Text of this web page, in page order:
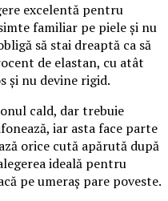
excelentă pentru
familiar pe piele și nu
să stai dreaptă ca să
de elastan, cu atât
și nu devine rigid.
cald, dar trebuie
iar asta face parte
orice cută apărută după
ideală pentru
pe umeraș pare poveste.